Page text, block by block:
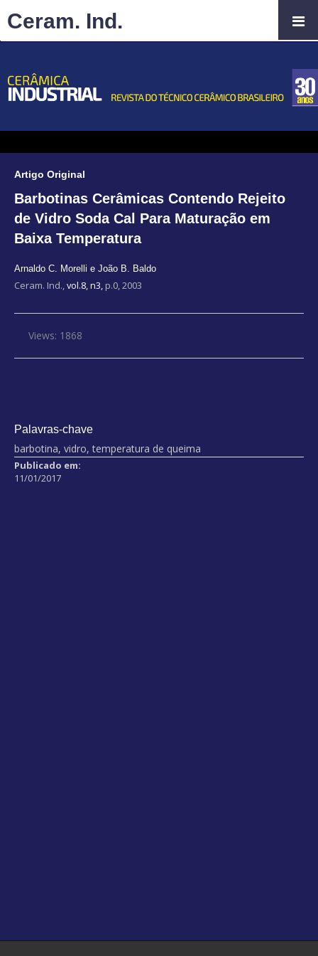
Artigo Original
Barbotinas Cerâmicas Contendo Rejeito
de Vidro Soda Cal Para Maturação em
Baixa Temperatura
Arnaldo C. Morelli e João B. Baldo
Ceram. Ind.,vol.8, n3, p.0, 2003
Views: 1868
Palavras-chave
barbotina, vidro, temperatura de queima
Publicado em:
11/01/2017
Ceram. Ind.